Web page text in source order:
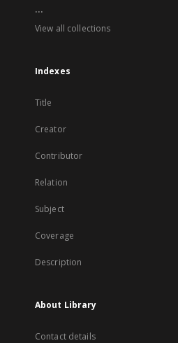
...
View all collections
Indexes
Title
Creator
Contributor
Relation
Subject
Coverage
Description
About Library
Contact details